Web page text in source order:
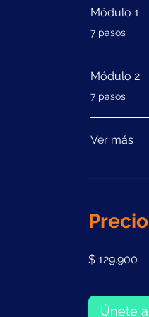
Módulo 1
.7 pasos
Módulo 2
.7 pasos
Ver más
Precio
$ 129.900
Únete